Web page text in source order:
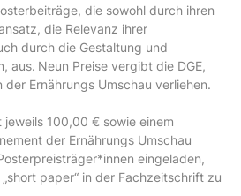
die sowohl durch ihren
die Relevanz ihrer
durch die Gestaltung und
aus. Neun Preise vergibt die DGE,
Ernährungs Umschau verliehen.
jeweils 100,00 € sowie einem
der Ernährungs Umschau
eingeladen,
paper“ in der Fachzeitschrift zu